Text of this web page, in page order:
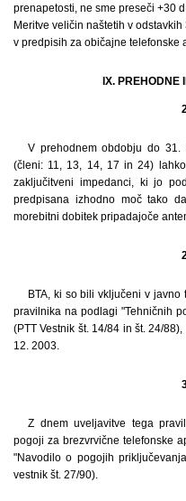
prenapetosti, ne sme preseči +30
Meritve veličin naštetih v
v predpisih za običajne telefonske
IX. PREHODNE
V prehodnem obdobju do
(členi: 11, 13, 14, 17 in 24)
zaključitveni impedanci, ki jo
predpisana izhodno moč tako
morebitni dobitek pripadajoče
BTA, ki so bili vključeni v
pravilnika na podlagi "Tehničnih
(PTT Vestnik št. 14/84 in št. 24/
12. 2003.
Z dnem uveljavitve tega
pogoji za brezvrvične telefonske
"Navodilo o pogojih
vestnik št. 27/90).